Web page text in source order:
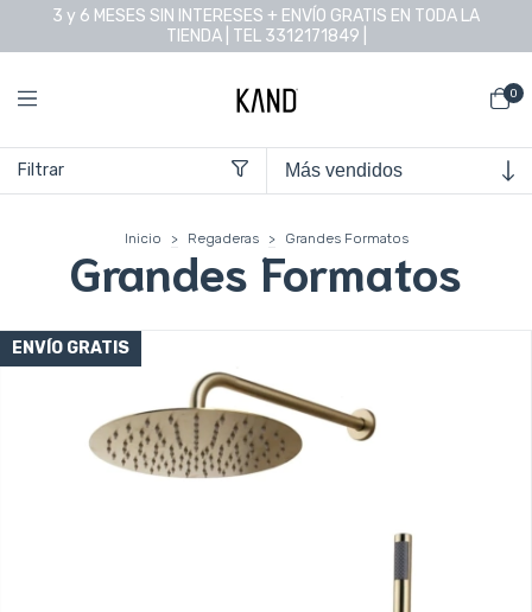
3 y 6 MESES SIN INTERESES + ENVÍO GRATIS EN TODA LA
TIENDA | TEL 3312171849 |
0
Filtrar
Inicio > Regaderas > Grandes Formatos
Grandes Formatos
ENVÍO GRATIS